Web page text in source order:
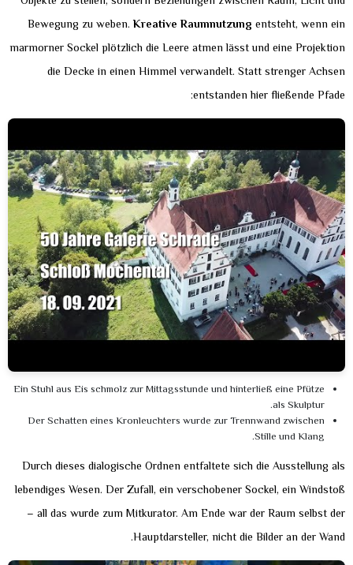
Bewegung zu weben.Kreative Raumnutzung entsteht, wenn ein
marmorner Sockel plötzlich die Leere atmen lässt und eine Projektion
die Decke in einen Himmel verwandelt. Statt strenger Achsen
entstanden hier fließende Pfade:
Ein Stuhl aus Eis schmolz zur Mittagsstunde und hinterließ eine Pfütze
als Skulptur.
Der Schatten eines Kronleuchters wurde zur Trennwand zwischen
Stille und Klang.
Durch dieses dialogische Ordnen entfaltete sich die Ausstellung als
lebendiges Wesen. Der Zufall, ein verschobener Sockel, ein Windstoß
– all das wurde zum Mitkurator. Am Ende war der Raum selbst der
Hauptdarsteller, nicht die Bilder an der Wand.